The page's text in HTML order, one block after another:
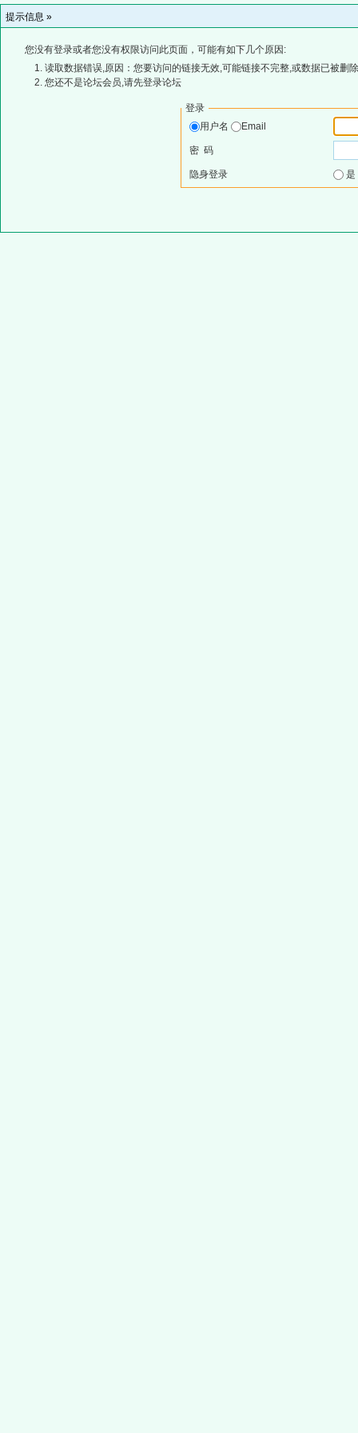
提示信息 »
您没有登录或者您没有权限访问此页面，可能有如下几个原因:
读取数据错误,原因：您要访问的链接无效,可能链接不完整,或数据已被删
您还不是论坛会员,请先登录论坛
登录
用户名
Email
密 码
隐身登录